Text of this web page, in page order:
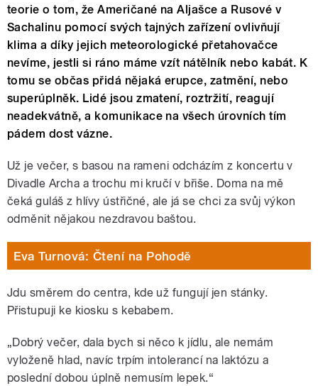
teorie o tom, že Američané na Aljašce a Rusové v
Sachalinu pomocí svých tajných zařízení ovlivňují
klima a díky jejich meteorologické přetahovačce
nevíme, jestli si ráno máme vzít nátělník nebo kabát. K
tomu se občas přidá nějaká erupce, zatmění, nebo
superúplněk. Lidé jsou zmatení, roztržití, reagují
neadekvátně, a komunikace na všech úrovních tím
pádem dost vázne.
Už je večer, s basou na rameni odcházím z koncertu v
Divadle Archa a trochu mi kručí v břiše. Doma na mě
čeká guláš z hlívy ústřičné, ale já se chci za svůj výkon
odměnit nějakou nezdravou baštou.
Eva Turnová: Čtení na Pohodě
Jdu směrem do centra, kde už fungují jen stánky.
Přistupuji ke kiosku s kebabem.
„Dobrý večer, dala bych si něco k jídlu, ale nemám
vyloženě hlad, navíc trpím intolerancí na laktózu a
poslední dobou úplně nemusím lepek.“